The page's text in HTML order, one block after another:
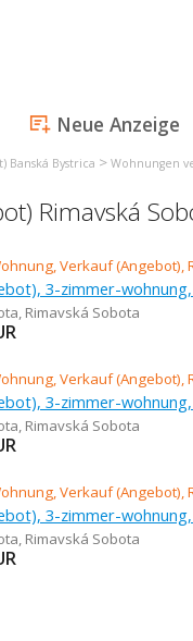
Neue Anzeige
Banská Bystrica > Wohnungen
Rimavská
, Rimavská Sobota
, Rimavská Sobota
, Rimavská Sobota